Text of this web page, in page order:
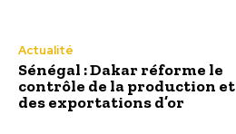
Actualité
Sénégal : Dakar réforme le
contrôle de la production et
des exportations d’or